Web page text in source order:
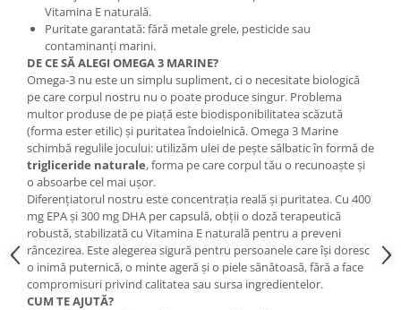
Vitamina E naturală.
Puritate garantată: fără metale grele, pesticide sau
contaminanți marini.
DE CE SĂ ALEGI OMEGA 3 MARINE?
Omega-3 nu este un simplu supliment, ci o necesitate biologică
pe care corpul nostru nu o poate produce singur. Problema
multor produse de pe piață este biodisponibilitatea scăzută
(forma ester etilic) și puritatea îndoielnică. Omega 3 Marine
schimbă regulile jocului: utilizăm ulei de pește sălbatic în formă de
trigliceride naturale, forma pe care corpul tău o recunoaște și
o absoarbe cel mai ușor.
Diferențiatorul nostru este concentrația reală și puritatea. Cu 400
mg EPA și 300 mg DHA per capsulă, obții o doză terapeutică
robustă, stabilizată cu Vitamina E naturală pentru a preveni
râncezirea. Este alegerea sigură pentru persoanele care își doresc
o inimă puternică, o minte ageră și o piele sănătoasă, fără a face
compromisuri privind calitatea sau sursa ingredientelor.
CUM TE AJUTĂ?